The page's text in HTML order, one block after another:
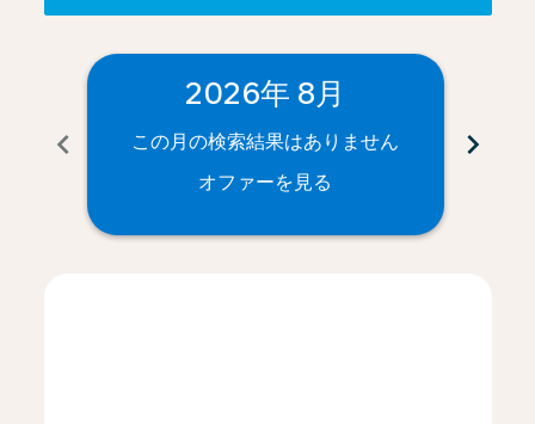
chevron_left
2026年 8月
この月の検索結果はありません
オファーを見る
chevron_right